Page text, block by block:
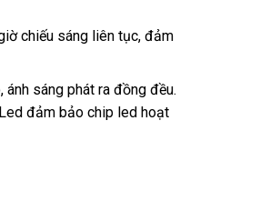
chiếu sáng liên tục, đảm
sáng phát ra đồng đều.
đảm bảo chip led hoạt